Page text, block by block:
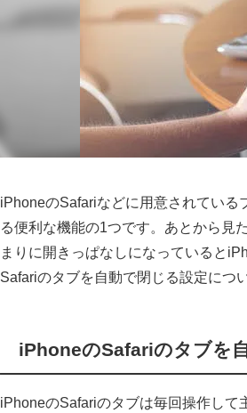
iPhoneのSafariなどに用意されている
る便利な機能の1つです。あとから見
まりに開きっぱなしになっていると
Safariのタブを自動で閉じる設定につ
iPhoneのSafariのタブを
iPhoneのSafariのタブは毎回操作して